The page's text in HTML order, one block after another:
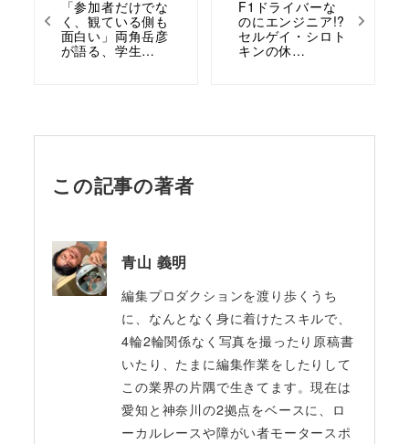
「参加者だけでな
く、観ている側も
面白い」両角岳彦
が語る、学生…
F1ドライバーな
のにエンジニア!?
セルゲイ・シロト
キンの休…
この記事の著者
青山 義明
編集プロダクションを渡り歩くうち
に、なんとなく身に着けたスキルで、
4輪2輪関係なく写真を撮ったり原稿書
いたり、たまに編集作業をしたりして
この業界の片隅で生きてます。現在は
愛知と神奈川の2拠点をベースに、ロ
ーカルレースや障がい者モータースポ